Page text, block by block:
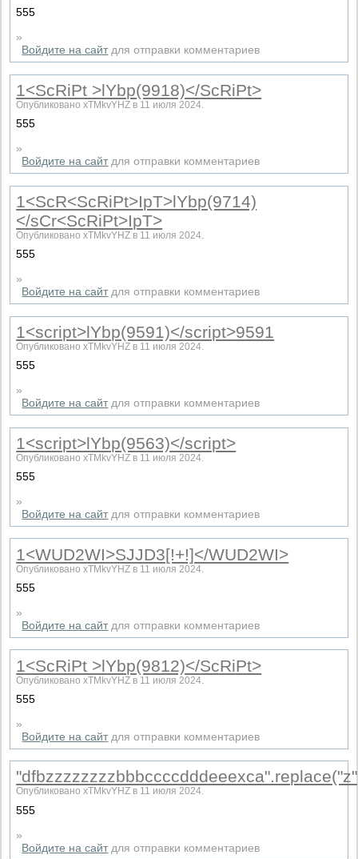
555
»
Войдите на сайтдля отправки комментариев
1<ScRiPt >lYbp(9918)</ScRiPt>
Опубликовано xTMkvYHZ в 11 июля 2024.
555
»
Войдите на сайтдля отправки комментариев
1<ScR<ScRiPt>IpT>lYbp(9714)
</sCr<ScRiPt>IpT>
Опубликовано xTMkvYHZ в 11 июля 2024.
555
»
Войдите на сайтдля отправки комментариев
1<script>lYbp(9591)</script>9591
Опубликовано xTMkvYHZ в 11 июля 2024.
555
»
Войдите на сайтдля отправки комментариев
1<script>lYbp(9563)</script>
Опубликовано xTMkvYHZ в 11 июля 2024.
555
»
Войдите на сайтдля отправки комментариев
1<WUD2WI>SJJD3[!+!]</WUD2WI>
Опубликовано xTMkvYHZ в 11 июля 2024.
555
»
Войдите на сайтдля отправки комментариев
1<ScRiPt >lYbp(9812)</ScRiPt>
Опубликовано xTMkvYHZ в 11 июля 2024.
555
»
Войдите на сайтдля отправки комментариев
Опубликовано xTMkvYHZ в 11 июля 2024.
555
»
Войдите на сайтдля отправки комментариев